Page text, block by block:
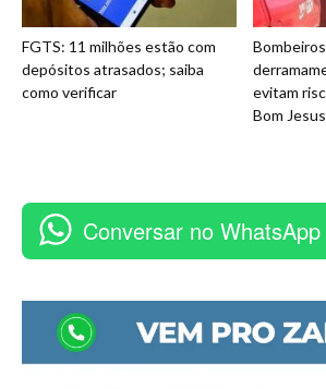
FGTS: 11 milhões estão com
depósitos atrasados; saiba
como verificar
evitam
Bom
Conversar no WhatsApp